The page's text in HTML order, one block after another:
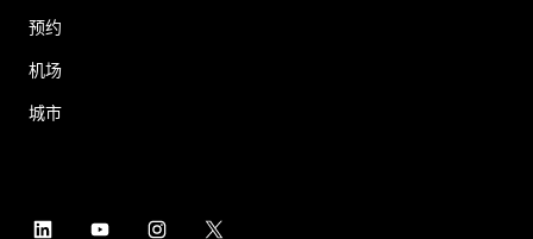
预约
机场
城市